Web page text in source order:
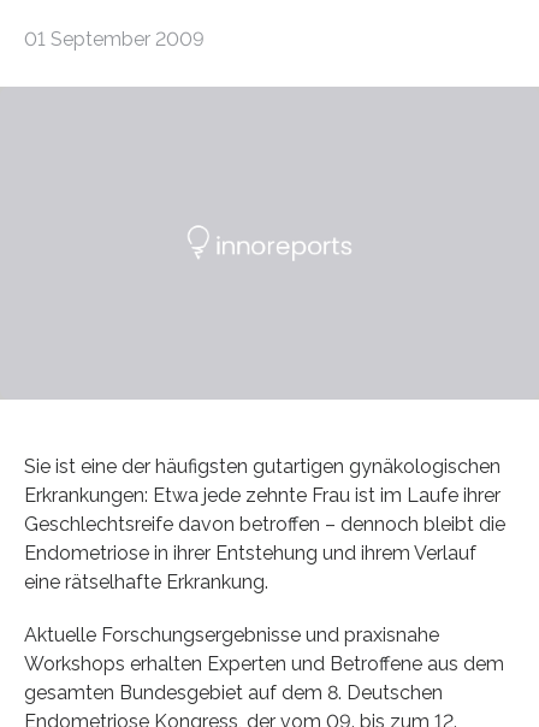
01 September 2009
Sie ist eine der häufigsten gutartigen gynäkologischen
Erkrankungen: Etwa jede zehnte Frau ist im Laufe ihrer
Geschlechtsreife davon betroffen – dennoch bleibt die
Endometriose in ihrer Entstehung und ihrem Verlauf
eine rätselhafte Erkrankung.
Aktuelle Forschungsergebnisse und praxisnahe
Workshops erhalten Experten und Betroffene aus dem
gesamten Bundesgebiet auf dem 8. Deutschen
Endometriose Kongress, der vom 09. bis zum 12.